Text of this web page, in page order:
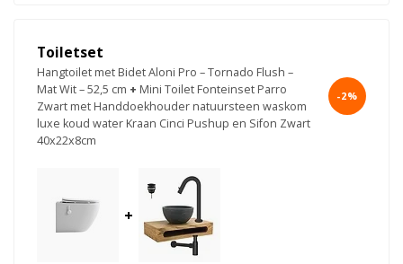
Toiletset
Hangtoilet met Bidet Aloni Pro – Tornado Flush –
Mat Wit – 52,5 cm + Mini Toilet Fonteinset Parro
Zwart met Handdoekhouder natuursteen waskom
luxe koud water Kraan Cinci Pushup en Sifon Zwart
40x22x8cm
-2%
+